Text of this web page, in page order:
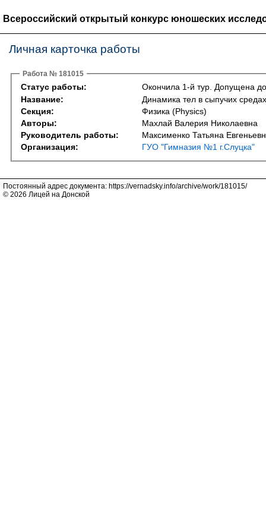
Всероссийский открытый конкурс юношеских
Личная карточка работы
Работа № 181015
Статус работы:
Окончила 1-й тур. Допущена
Название:
Динамика тел в сыпучих средах
Секция:
Физика (Physics)
Авторы:
Махлай Валерия Николаевна
Руководитель работы:
Максименко Татьяна
Организация:
ГУО "Гимназия №1 г.Слуцка"
Постоянный адрес документа: https://vernadsky.info/archive/work/181015/
© 2026 Лицей на Донской